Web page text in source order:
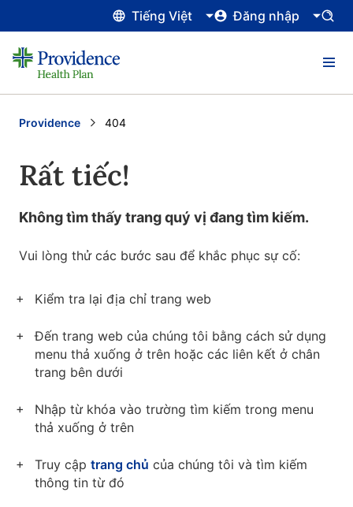
Tiếng Việt Đăng nhập
Providence Current:
404
Rất tiếc!
Không tìm thấy trang quý vị đang tìm kiếm.
Vui lòng thử các bước sau để khắc phục sự cố:
Kiểm tra lại địa chỉ trang web
Đến trang web của chúng tôi bằng cách sử dụng
menu thả xuống ở trên hoặc các liên kết ở chân
trang bên dưới
Nhập từ khóa vào trường tìm kiếm trong menu
thả xuống ở trên
Truy cập trang chủ của chúng tôi và tìm kiếm
thông tin từ đó